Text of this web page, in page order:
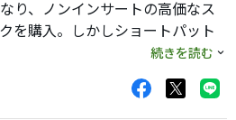
り、ノンインサートの高価なス
を購入。しかしショートパット
いろと物色しまくった結果これ
で24パットをマークしたことも
続きを読む